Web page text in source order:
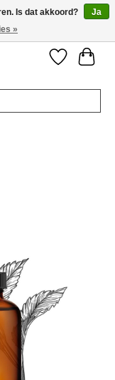
Is dat akkoord?
Ja
»